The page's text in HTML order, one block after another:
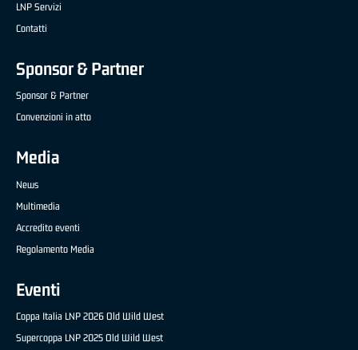
LNP Servizi
Contatti
Sponsor & Partner
Sponsor & Partner
Convenzioni in atto
Media
News
Multimedia
Accredito eventi
Regolamento Media
Eventi
Coppa Italia LNP 2026 Old Wild West
Supercoppa LNP 2025 Old Wild West